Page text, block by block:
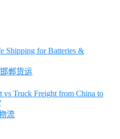
Shipping for Batteries &
郸货运
Truck Freight from China to
流